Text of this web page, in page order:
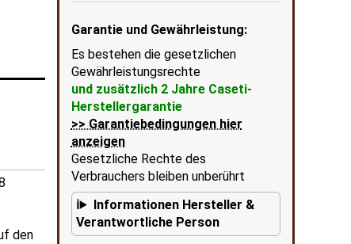
Garantie und Gewährleistung:
Es bestehen die gesetzlichen
Gewährleistungsrechte
und zusätzlich 2 Jahre Caseti-
Herstellergarantie
>> Garantiebedingungen hier
anzeigen
Gesetzliche Rechte des
Verbrauchers bleiben unberührt
Informationen Hersteller &
Verantwortliche Person
den